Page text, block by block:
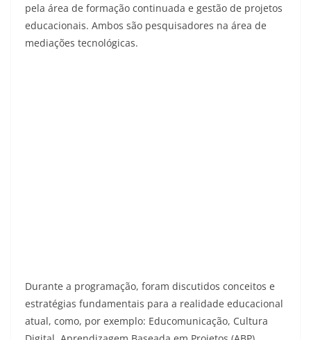
pela área de formação continuada e gestão de projetos
educacionais. Ambos são pesquisadores na área de
mediações tecnológicas.
Durante a programação, foram discutidos conceitos e
estratégias fundamentais para a realidade educacional
atual, como, por exemplo: Educomunicação, Cultura